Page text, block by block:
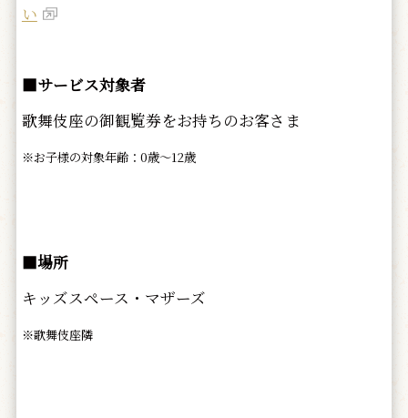
い
■サービス対象者
歌舞伎座の御観覧券をお持ちのお客さま
※お子様の対象年齢：0歳～12歳
■場所
キッズスペース・マザーズ
※歌舞伎座隣